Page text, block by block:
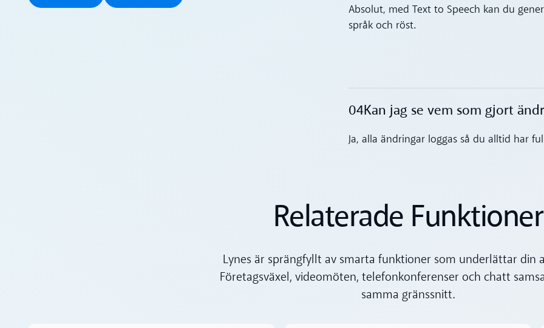
Absolut, med Text to Speech kan du
språk och röst.
Toggle accordion
04Kan jag se vem som gjort
Ja, alla ändringar loggas så du alltid har
Relaterade Funktioner
Lynes är sprängfyllt av smarta funktioner som underlättar din
Företagsväxel, videomöten, telefonkonferenser och chatt
samma gränssnitt.